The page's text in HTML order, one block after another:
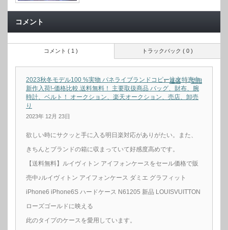
コメント
トラックバック ( 0 )
コメント ( 1 )
2023秋冬モデル100 %実物 パネライブランドコピー注文特恵中-
新作入荷!-価格比較.送料無料！ 主要取扱商品 バッグ、財布、腕
時計、ベルト！ オークション、楽天オークション、売店、卸売
り
2023年 12月 23日
返信 引用
欲しい時にサクッと手に入る明日楽対応がありがたい。また、
きちんとブランドの箱に収まっていて好感度高めです。
【送料無料】ルイヴィトン アイフォンケースをセール価格で販
売中♪ルイヴィトン アイフォンケース ダミエ グラフィット
iPhone6 iPhone6S ハードケース N61205 新品 LOUISVUITTON
ローズゴールドに映える
此のタイプのケースを愛用しています。